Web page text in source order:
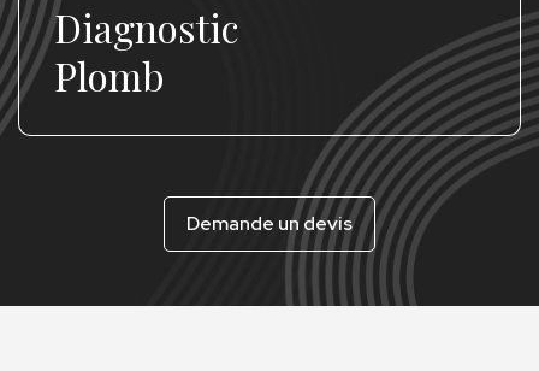
Demande un devis